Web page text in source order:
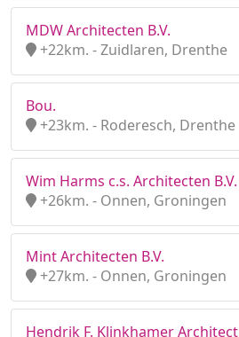
MDW Architecten B.V.
+22km. - Zuidlaren, Drenthe
Bou.
+23km. - Roderesch, Drenthe
Wim Harms c.s. Architecten B.V.
+26km. - Onnen, Groningen
Mint Architecten B.V.
+27km. - Onnen, Groningen
Hendrik F. Klinkhamer Architect